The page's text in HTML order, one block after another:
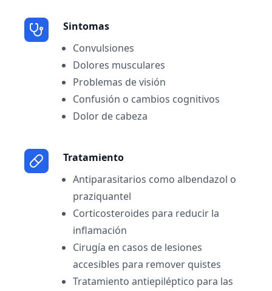
Sintomas
Convulsiones
Dolores musculares
Problemas de visión
Confusión o cambios cognitivos
Dolor de cabeza
Tratamiento
Antiparasitarios como albendazol o
praziquantel
Corticosteroides para reducir la
inflamación
Cirugía en casos de lesiones
accesibles para remover quistes
Tratamiento antiepiléptico para las